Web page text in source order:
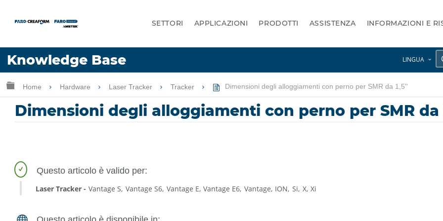
SETTORI APPLICAZIONI PRODOTTI ASSISTENZA INFORMAZIONI E
Knowledge Base LINGUA
Lingua
Ingrandisci/riduci gerarchia globale
Home Hardware Laser Tracker Tracker Dimensioni degli alloggiamenti con perno per SMR da 1,5''
Dimensioni degli alloggiamenti con perno per SMR da
Laser Tracker Vantage S Vantage S6 Vantage E Vantage E6 Vantage ION Si X Xi